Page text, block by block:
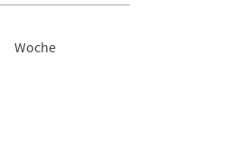
Woche